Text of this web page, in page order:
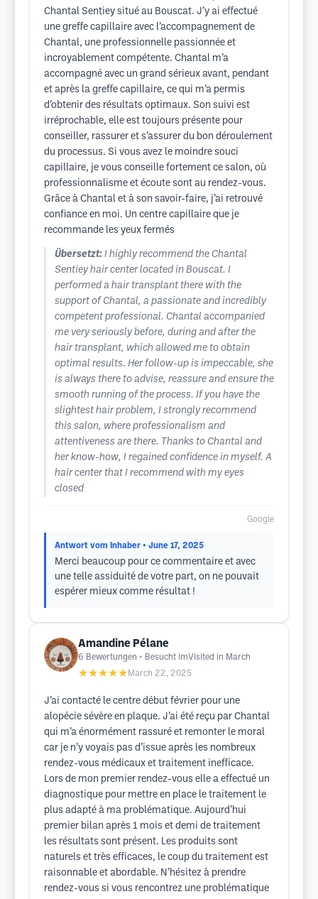
Chantal Sentiey situé au Bouscat. J’y ai effectué
une greffe capillaire avec l’accompagnement de
Chantal, une professionnelle passionnée et
incroyablement compétente. Chantal m’a
accompagné avec un grand sérieux avant, pendant
et après la greffe capillaire, ce qui m’a permis
d’obtenir des résultats optimaux. Son suivi est
irréprochable, elle est toujours présente pour
conseiller, rassurer et s’assurer du bon déroulement
du processus. Si vous avez le moindre souci
capillaire, je vous conseille fortement ce salon, où
professionnalisme et écoute sont au rendez-vous.
Grâce à Chantal et à son savoir-faire, j’ai retrouvé
confiance en moi. Un centre capillaire que je
recommande les yeux fermés
Übersetzt: I highly recommend the Chantal
Sentiey hair center located in Bouscat. I
performed a hair transplant there with the
support of Chantal, a passionate and incredibly
competent professional. Chantal accompanied
me very seriously before, during and after the
hair transplant, which allowed me to obtain
optimal results. Her follow-up is impeccable, she
is always there to advise, reassure and ensure the
smooth running of the process. If you have the
slightest hair problem, I strongly recommend
this salon, where professionalism and
attentiveness are there. Thanks to Chantal and
her know-how, I regained confidence in myself. A
hair center that I recommend with my eyes
closed
Google
Antwort vom Inhaber • June 17, 2025
Merci beaucoup pour ce commentaire et avec
une telle assiduité de votre part, on ne pouvait
espérer mieux comme résultat !
Amandine Pélane
6 Bewertungen • Besucht imVisited in March
★★★★★ March 22, 2025
J’ai contacté le centre début février pour une
alopécie sévère en plaque. J’ai été reçu par Chantal
qui m’a énormément rassuré et remonter le moral
car je n’y voyais pas d’issue après les nombreux
rendez-vous médicaux et traitement inefficace.
Lors de mon premier rendez-vous elle a effectué un
diagnostique pour mettre en place le traitement le
plus adapté à ma problématique. Aujourd’hui
premier bilan après 1 mois et demi de traitement
les résultats sont présent. Les produits sont
naturels et très efficaces, le coup du traitement est
raisonnable et abordable. N’hésitez à prendre
rendez-vous si vous rencontrez une problématique